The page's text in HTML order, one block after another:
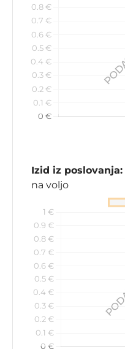
Izid iz poslovanja:
na voljo